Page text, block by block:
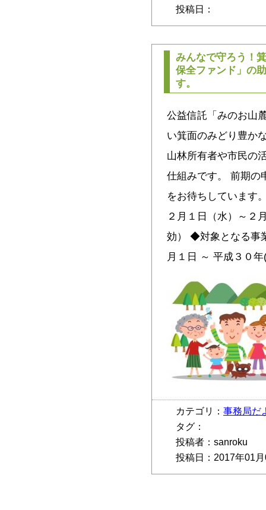
投稿日：
みんなで守ろう！
保全ファンド」の
す。
公益信託「みのお山
い箕面のみどり豊か
山林所有者や市民の
仕組みです。 前期の
をお待ちしています
２月１日（水）～２
効） ◆対象となる事
月１日 ～ 平成３０年
カテゴリ： 事務局だ
タグ：
投稿者：sanroku
投稿日：2017年01